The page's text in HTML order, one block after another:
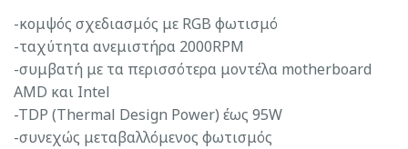
-κομψός σχεδιασμός με RGB φωτισμό
-ταχύτητα ανεμιστήρα 2000RPM
-συμβατή με τα περισσότερα μοντέλα motherboard
AMD και Intel
-TDP (Thermal Design Power) έως 95W
-συνεχώς μεταβαλλόμενος φωτισμός